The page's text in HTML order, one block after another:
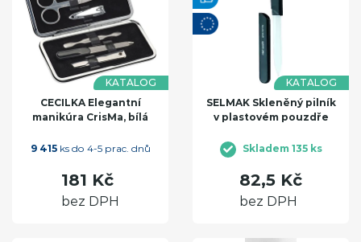
KATALOG
CECILKA Elegantní
manikúra CrisMa, bílá
9 415ks do 4-5 prac. dnů
181 Kč
bez DPH
KATALOG
SELMAK Skleněný pilník
v plastovém pouzdře
Skladem 135 ks
82,5 Kč
bez DPH